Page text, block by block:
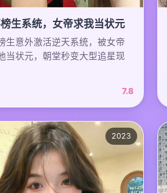
生系统，女帝求我当状元
生意外激活逆天系统，被女帝
当状元，朝堂秒变大型追星现
7.8
2023